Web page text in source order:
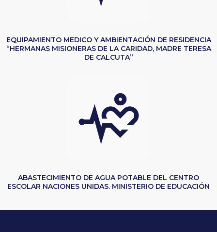
EQUIPAMIENTO MEDICO Y AMBIENTACIÓN DE RESIDENCIA
“HERMANAS MISIONERAS DE LA CARIDAD, MADRE TERESA
DE CALCUTA”
ABASTECIMIENTO DE AGUA POTABLE DEL CENTRO
ESCOLAR NACIONES UNIDAS. MINISTERIO DE EDUCACIÓN